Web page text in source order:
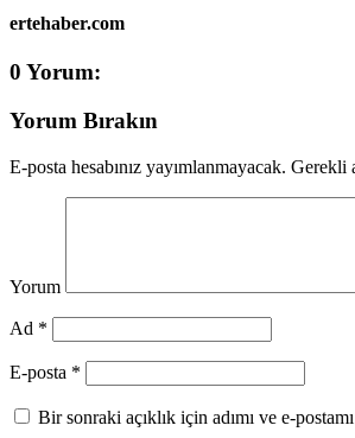
ertehaber.com
0 Yorum:
Yorum Bırakın
E-posta hesabınız yayımlanmayacak. Gerekli
Yorum
Ad *
E-posta *
Bir sonraki açıklık için adımı ve e-